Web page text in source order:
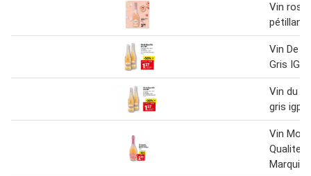
Vin rosé
pétillant
Vin De
Gris IGP
Vin du
gris igp
Vin
Qualite
Marquis